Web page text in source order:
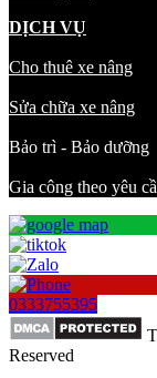
DỊCH VỤ
Cho thuê xe nâng
Sửa chữa xe nâng
Bảo trì - Bảo dưỡng
Gia công theo yêu
0333755395
Reserved